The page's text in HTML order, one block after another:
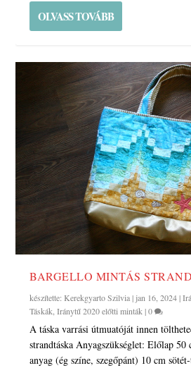
OLVASS TOVÁBB
BARGELLO MINTÁS
készítette:Kerekgyarto Szilvia| jan 16, 2024|
Táskák,Iránytű 2020 előtti minták|0
A táska varrási útmuatóját innen
strandtáska Anyagszükséglet: Előlap
anyag (ég színe, szegőpánt) 10 cm